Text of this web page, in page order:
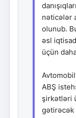
nəticələr
olunub.
əsl
üçün
ABŞ
şirkətləri
gətirəcək